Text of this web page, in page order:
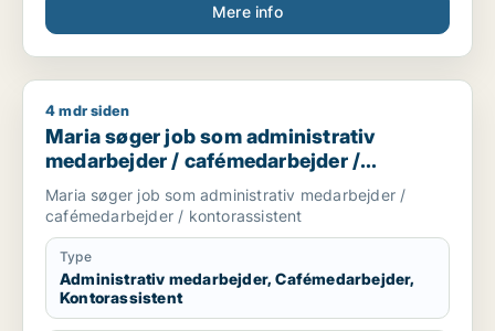
Mere info
Maria søger job som administrativ medarbejder /
4 mdr siden
Maria søger job som administrativ
medarbejder / cafémedarbejder /
kontorassistent
Maria søger job som administrativ medarbejder /
cafémedarbejder / kontorassistent
Type
Administrativ medarbejder, Cafémedarbejder,
Kontorassistent